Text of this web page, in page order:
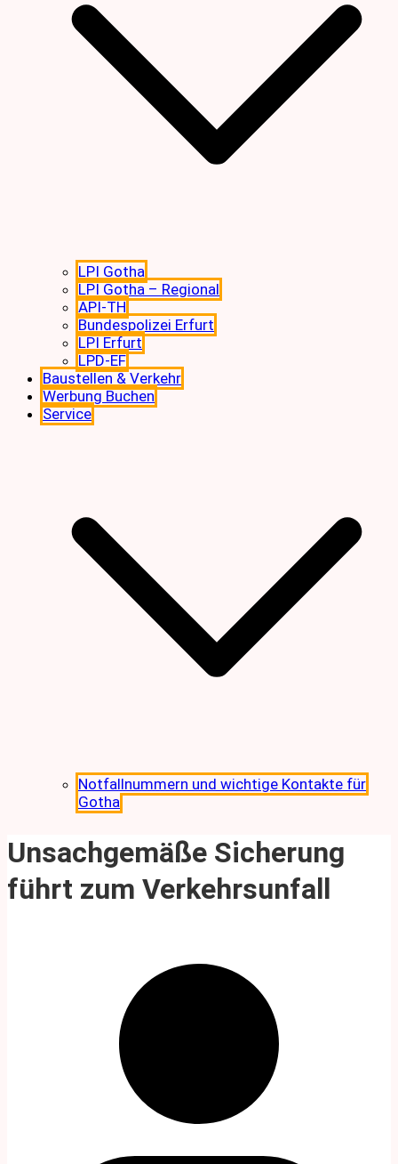
LPI Gotha
LPI Gotha – Regional
API-TH
Bundespolizei Erfurt
LPI Erfurt
LPD-EF
Baustellen & Verkehr
Werbung Buchen
Service
Notfallnummern und wichtige Kontakte für
Gotha
Unsachgemäße Sicherung
führt zum Verkehrsunfall